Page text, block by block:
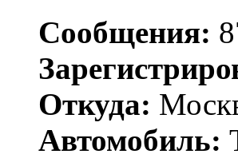
Сообщения:
Откуда:
Автомобиль: